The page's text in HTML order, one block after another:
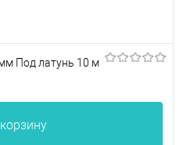
Под латунь 10 м